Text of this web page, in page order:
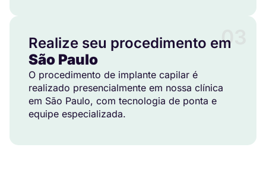
03
Realize seu procedimento em
São Paulo
O procedimento de implante capilar é
realizado presencialmente em nossa clínica
em São Paulo, com tecnologia de ponta e
equipe especializada.